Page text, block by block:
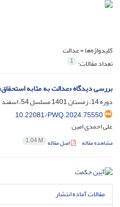
کلیدواژه‌ها =عدالت
تعداد مقالات: 1
بررسی دیدگاه «عدالت به مثابه
دوره 14، زمستان 1401 مسلسل 54، اسفند 1401، صفحه
10.22081/PWQ.2024.75550
علی احمدی امین
مشاهده مقاله اصل مقاله 1.04 M
مقالات آماده انتشار